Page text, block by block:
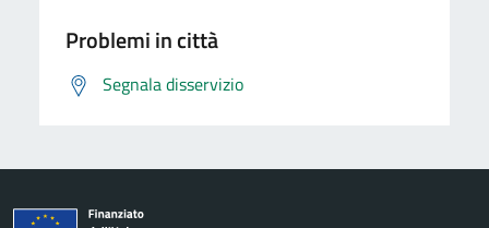
Problemi in città
Segnala disservizio